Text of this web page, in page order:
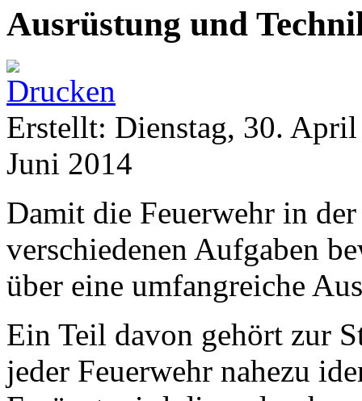
Ausrüstung und
Erstellt: Dienstag, 30.
Juni 2014
Damit die Feuerwehr in
verschiedenen Aufgaben
über eine umfangreiche
Ein Teil davon gehört zur
jeder Feuerwehr nahezu